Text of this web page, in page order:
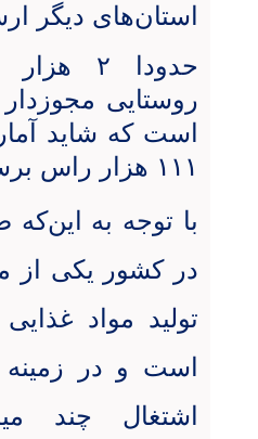
استان‌های دیگر
حدودا ۲
روستایی
است که شاید
۱۱۱ هزار راس برسد.
با توجه به
در کشور یکی از
تولید مواد
است و در زمینه
اشتغال چند